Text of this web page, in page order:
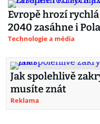
Evropě hrozí
2040 zasáhne i
Technologie a média
Jak spolehlivě
musíte znát
Reklama